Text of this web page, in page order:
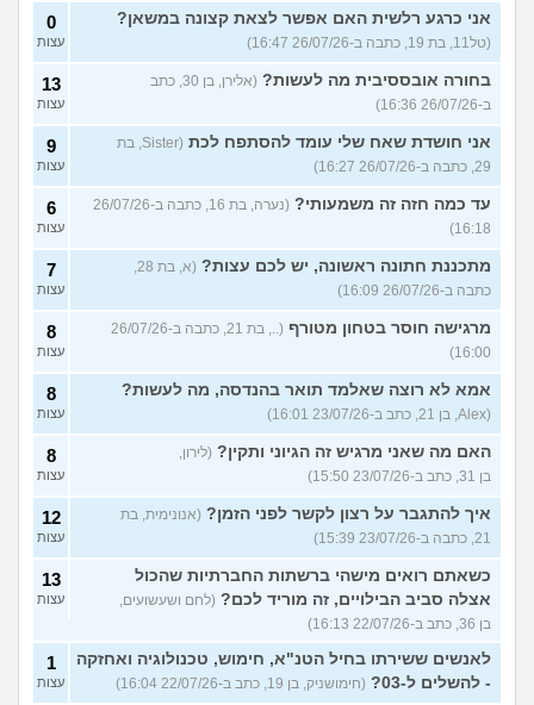
אני כרגע רלשית האם אפשר לצאת קצונה במשאן?
(טל11, בת 19, כתבה ב-26/07/26 16:47)
0
עצות
בחורה אובססיבית מה לעשות?
(אלירן, בן 30, כתב
ב-26/07/26 16:36)
13
עצות
אני חושדת שאח שלי עומד להסתפח לכת
(Sister, בת
29, כתבה ב-26/07/26 16:27)
9
עצות
עד כמה חזה זה משמעותי?
(נערה, בת 16, כתבה ב-26/07/26
16:18)
6
עצות
מתכננת חתונה ראשונה, יש לכם עצות?
(א, בת 28,
כתבה ב-26/07/26 16:09)
7
עצות
מרגישה חוסר בטחון מטורף
(.., בת 21, כתבה ב-26/07/26
16:00)
8
עצות
אמא לא רוצה שאלמד תואר בהנדסה, מה לעשות?
(Alex, בן 21, כתב ב-23/07/26 16:01)
8
עצות
האם מה שאני מרגיש זה הגיוני ותקין? (לירון,
בן 31, כתב ב-23/07/26 15:50)
8
עצות
איך להתגבר על רצון לקשר לפני הזמן? (אנונימית, בת
21, כתבה ב-23/07/26 15:39)
12
עצות
כשאתם רואים מישהי ברשתות החברתיות שהכול
אצלה סביב הבילויים, זה מוריד לכם? (לחם ושעשועים,
בן 36, כתב ב-22/07/26 16:13)
13
עצות
לאנשים ששירתו בחיל הטנ"א, חימוש, טכנולוגיה ואחזקה
- להשלים ל-03?
(חימושניק, בן 19, כתב ב-22/07/26 16:04)
1
עצות